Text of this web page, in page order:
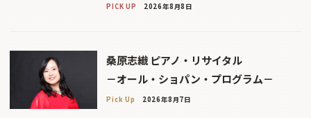
PICK UP 2026年8月8日
桑原志織 ピアノ・リサイタル
－オール・ショパン・プログラム－
Pick Up 2026年8月7日